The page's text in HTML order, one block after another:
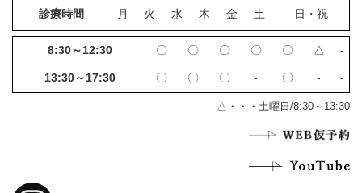
診療時間 月 火 水 木 金 土 日・祝
8:30～12:30 〇 〇 〇 〇 〇 △ ‐
13:30～17:30 〇 〇 〇 ‐ 〇 ‐ ‐
△・・・土曜日/8:30～13:30